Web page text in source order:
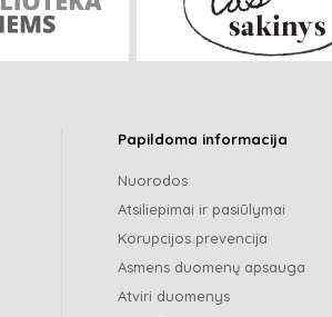
Papildoma informacija
Nuorodos
Atsiliepimai ir pasiūlymai
Korupcijos prevencija
Asmens duomenų apsauga
Atviri duomenys